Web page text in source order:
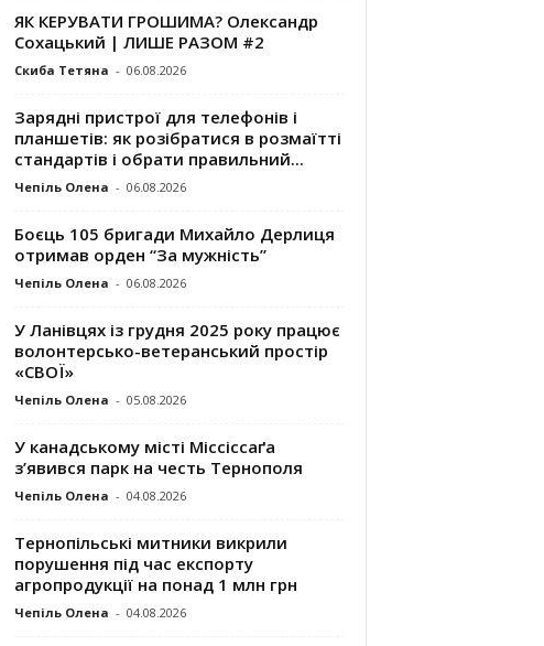
ЯК КЕРУВАТИ ГРОШИМА? Олександр
Сохацький | ЛИШЕ РАЗОМ #2
Скиба Тетяна - 06.08.2026
Зарядні пристрої для телефонів і
планшетів: як розібратися в розмаїтті
стандартів і обрати правильний...
Чепіль Олена - 06.08.2026
Боєць 105 бригади Михайло Дерлиця
отримав орден “За мужність”
Чепіль Олена - 06.08.2026
У Ланівцях із грудня 2025 року працює
волонтерсько-ветеранський простір
«СВОЇ»
Чепіль Олена - 05.08.2026
У канадському місті Міссіссаґа
з’явився парк на честь Тернополя
Чепіль Олена - 04.08.2026
Тернопільські митники викрили
порушення під час експорту
агропродукції на понад 1 млн грн
Чепіль Олена - 04.08.2026